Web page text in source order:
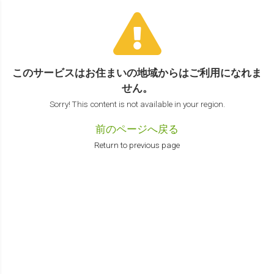
このサービスはお住まいの地域からはご利用になれま
せん。
Sorry! This content is not available in your region.
前のページへ戻る
Return to previous page